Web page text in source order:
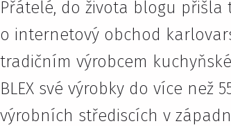
Přátelé, do života blogu
o internetový obchod
tradičním výrobcem
BLEX své výrobky do více než
výrobních střediscích v